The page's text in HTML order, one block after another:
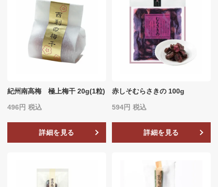
紀州南高梅 極上梅干 20g(1粒)
496 税込
詳細を見る
赤しそむらさきの 100g
594 税込
詳細を見る